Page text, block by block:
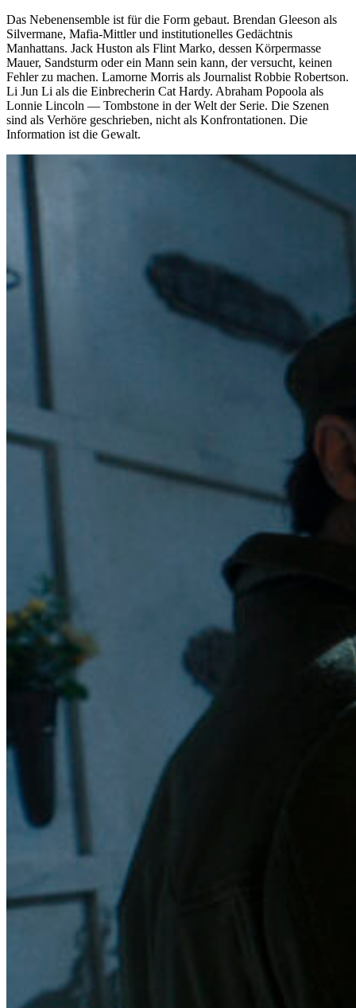
Das Nebenensemble ist für die Form gebaut. Brendan Gleeson als
Silvermane, Mafia-Mittler und institutionelles Gedächtnis
Manhattans. Jack Huston als Flint Marko, dessen Körpermasse
Mauer, Sandsturm oder ein Mann sein kann, der versucht, keinen
Fehler zu machen. Lamorne Morris als Journalist Robbie Robertson.
Li Jun Li als die Einbrecherin Cat Hardy. Abraham Popoola als
Lonnie Lincoln — Tombstone in der Welt der Serie. Die Szenen
sind als Verhöre geschrieben, nicht als Konfrontationen. Die
Information ist die Gewalt.